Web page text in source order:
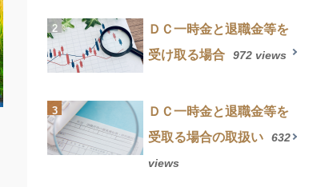
ＤＣ一時金と退職金等を
受け取る場合
972 views
ＤＣ一時金と退職金等を
受取る場合の取扱い
632
views